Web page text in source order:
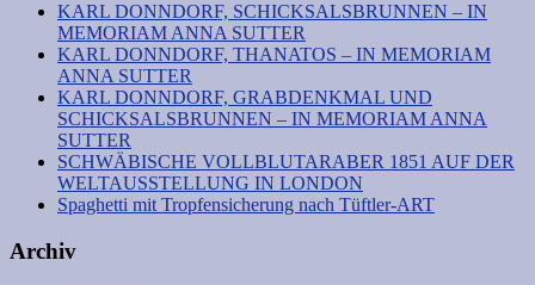
KARL DONNDORF, SCHICKSALSBRUNNEN – IN
MEMORIAM ANNA SUTTER
KARL DONNDORF, THANATOS – IN MEMORIAM
ANNA SUTTER
KARL DONNDORF, GRABDENKMAL UND
SCHICKSALSBRUNNEN – IN MEMORIAM ANNA
SUTTER
SCHWÄBISCHE VOLLBLUTARABER 1851 AUF DER
WELTAUSSTELLUNG IN LONDON
Spaghetti mit Tropfensicherung nach Tüftler-ART
Archiv